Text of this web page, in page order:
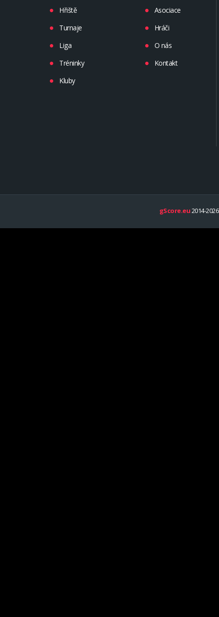
Hřiště
Turnaje
Liga
Tréninky
Kluby
Asociace
Hráči
O nás
Kontakt
gScore.eu2014-